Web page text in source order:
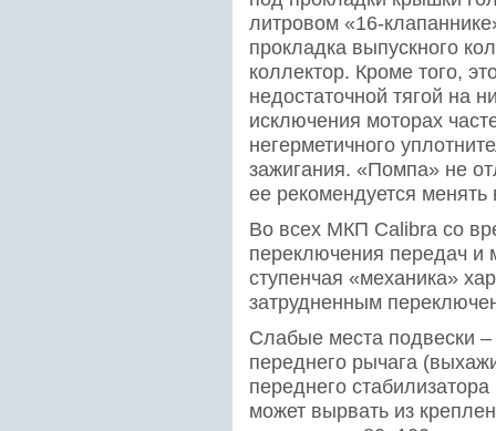
литровом «16-
прокладка выпускного
коллектор. Кроме того,
недостаточной тягой на
исключения моторах
негерметичного
зажигания. «Помпа» не
ее рекомендуется
Во всех МКП Calibra со
переключения передач и
ступенчая «механика»
затрудненным
Слабые места подвески
переднего рычага
переднего
может вырвать из